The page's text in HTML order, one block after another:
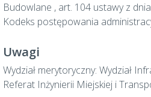
Budowlane , art. 104 ustawy z
Kodeks postępowania
Uwagi
Wydział merytoryczny: Wydział
Referat Inżynierii Miejskiej i